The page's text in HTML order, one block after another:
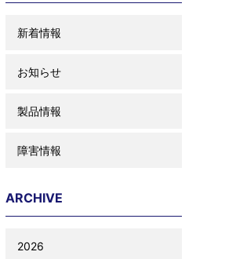
新着情報
お知らせ
製品情報
障害情報
ARCHIVE
2026